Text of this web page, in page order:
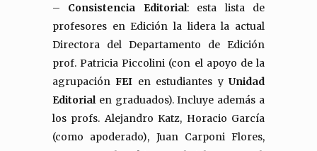
– Consistencia Editorial: esta lista de
profesores en Edición la lidera la actual
Directora del Departamento de Edición
prof. Patricia Piccolini (con el apoyo de la
agrupaciónFEI en estudiantes yUnidad
Editorialen graduados). Incluye además a
los profs. Alejandro Katz, Horacio García
(como apoderado), Juan Carponi Flores,